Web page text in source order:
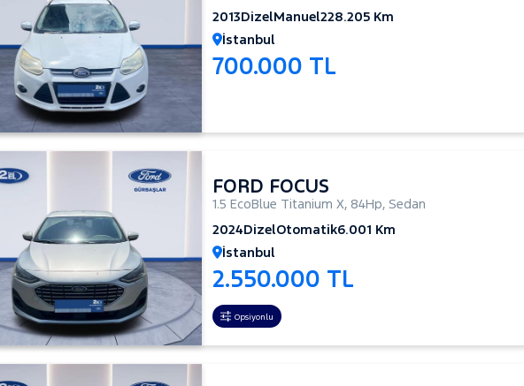
2013DizelManuel228.205 Km
İstanbul
700.000 TL
FORD FOCUS
1.5 EcoBlue Titanium X, 84Hp, Sedan
2024DizelOtomatik6.001 Km
İstanbul
2.550.000 TL
Opsiyonlu